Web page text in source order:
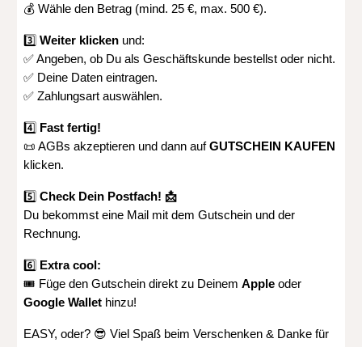
💰 Wähle den Betrag (mind. 25 €, max. 500 €).
3️⃣Weiter klicken und:
✅ Angeben, ob Du als Geschäftskunde bestellst oder nicht.
✅ Deine Daten eintragen.
✅ Zahlungsart auswählen.
4️⃣ Fast fertig!
📜 AGBs akzeptieren und dann aufGUTSCHEIN KAUFEN
klicken.
5️⃣Check Dein Postfach! 📩
Du bekommst eine Mail mit dem Gutschein und der
Rechnung.
6️⃣ Extra cool:
🎟️ Füge den Gutschein direkt zu DeinemApple oder
Google Wallet hinzu!
EASY, oder? 😎 Viel Spaß beim Verschenken & Danke für